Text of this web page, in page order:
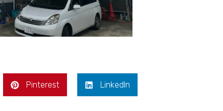
Pinterest LinkedIn